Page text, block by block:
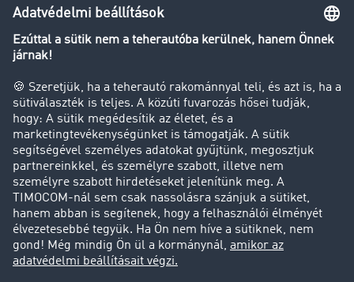
Transzportlexikon
Tehergépkocsi-forgalomkorlátozás
Cég
Sikertörténetek
Ügyfél hoz ügyfelet
Jogi információk
Impresszum